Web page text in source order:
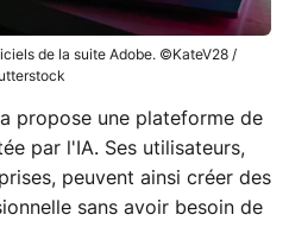
de la suite Adobe. ©KateV28 /
propose une plateforme de
par l'IA. Ses utilisateurs,
peuvent ainsi créer des
sans avoir besoin de